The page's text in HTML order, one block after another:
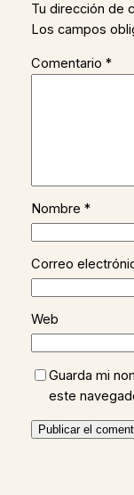
Tu dirección de
Los campos
Comentario *
Nombre *
Correo
Web
Guarda mi
este